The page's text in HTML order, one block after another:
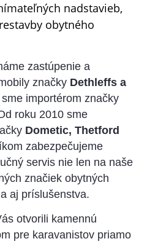
nadstavieb,
obytného
zastúpenie a
značky Dethleffs a
importérom značky
roku 2010 sme
Dometic, Thetford
zabezpečujeme
servis nie len na naše
značiek obytných
aj príslušenstva.
otvorili kamennú
pre karavanistov priamo